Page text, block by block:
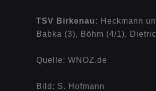
TSV Birkenau: Heckmann
Babka (3), Böhm (4/1),
Quelle: WNOZ.de
Bild: S. Hofmann